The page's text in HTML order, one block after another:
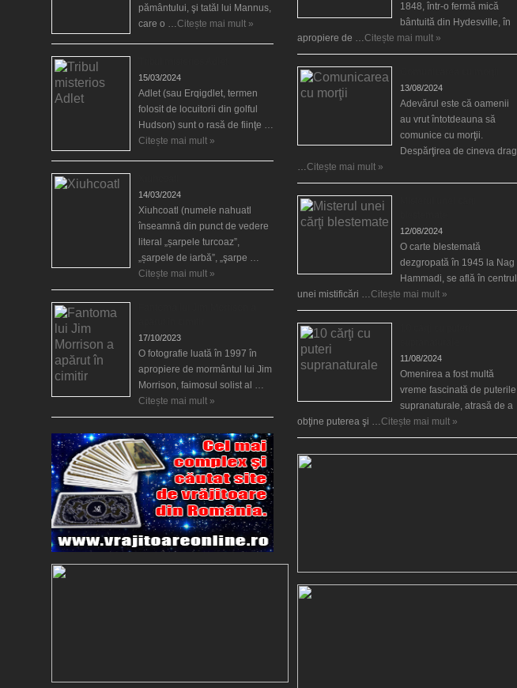
pământului, şi tatăl lui Mannus,
care o …Citește mai mult »
15/03/2024
Adlet (sau Erqigdlet, termen
folosit de locuitorii din golful
Hudson) sunt o rasă de fiinţe …
Citește mai mult »
14/03/2024
Xiuhcoatl (numele nahuatl
înseamnă din punct de vedere
literal „șarpele turcoaz”,
„șarpele de iarbă”, „şarpe …
Citește mai mult »
17/10/2023
O fotografie luată în 1997 în
apropiere de mormântul lui Jim
Morrison, faimosul solist al …
Citește mai mult »
1848, într-o fermă mică
bântuită din Hydesville, în
apropiere de …Citește mai mult »
13/08/2024
Adevărul este că oamenii
au vrut întotdeauna să
comunice cu morţii.
Despărţirea de cineva drag
…Citește mai mult »
12/08/2024
O carte blestemată
dezgropată în 1945 la Nag
Hammadi, se află în centrul
unei mistificări …Citește mai mult »
11/08/2024
Omenirea a fost multă
vreme fascinată de puterile
supranaturale, atrasă de a
obţine puterea şi …Citește mai mult »